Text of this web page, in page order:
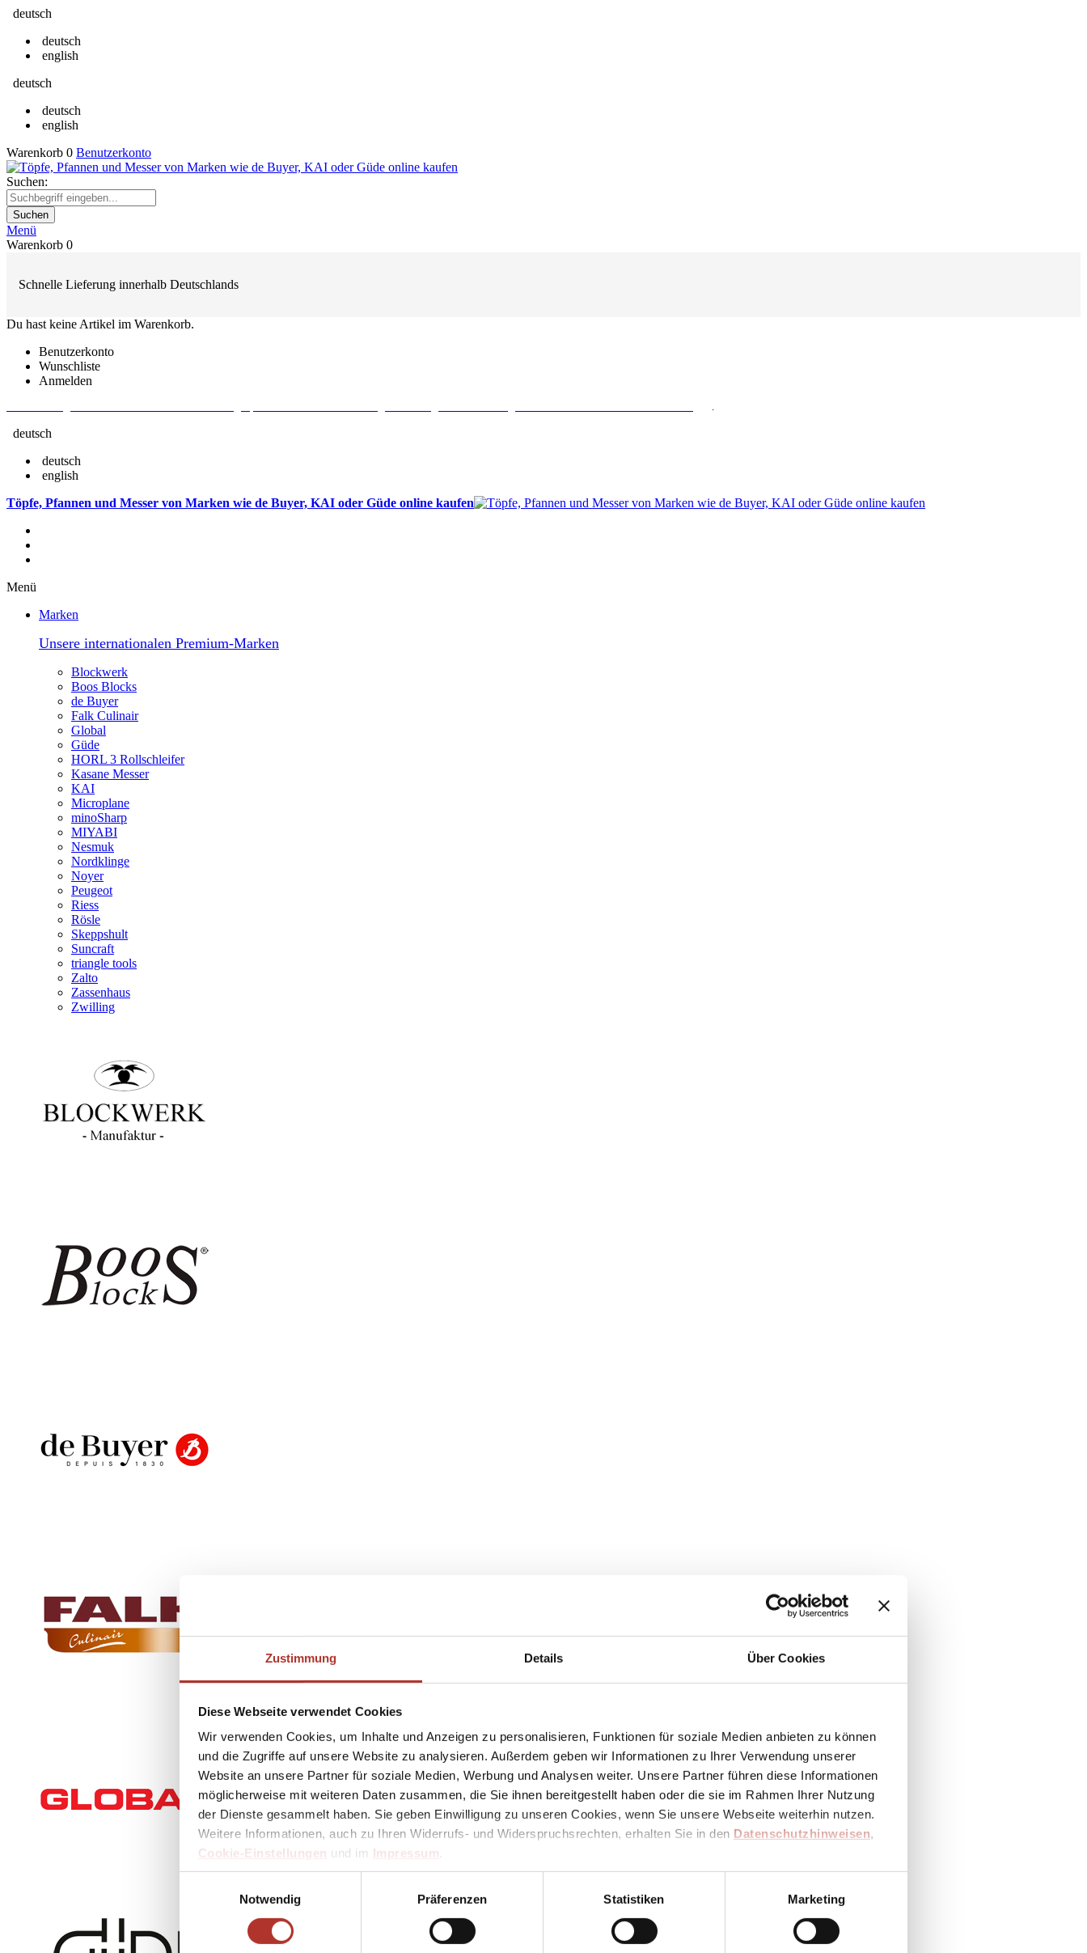
Zustimmung Details Über Cookies
Diese Webseite verwendet Cookies
Wir verwenden Cookies, um Inhalte und Anzeigen zu personalisieren, Funktionen für soziale Medien anbieten zu können
und die Zugriffe auf unsere Website zu analysieren. Außerdem geben wir Informationen zu Ihrer Verwendung unserer
Website an unsere Partner für soziale Medien, Werbung und Analysen weiter. Unsere Partner führen diese Informationen
möglicherweise mit weiteren Daten zusammen, die Sie ihnen bereitgestellt haben oder die sie im Rahmen Ihrer Nutzung
der Dienste gesammelt haben. Sie geben Einwilligung zu unseren Cookies, wenn Sie unsere Webseite weiterhin nutzen.
Weitere Informationen, auch zu Ihren Widerrufs- und Widerspruchsrechten, erhalten Sie in den Datenschutzhinweisen,
Cookie-Einstellungen und im Impressum
Notwendig
Präferenzen Statistiken Marketing
deutsch
deutsch
english
deutsch
deutsch
english
Warenkorb 0 Benutzerkonto
Suchen:
Suchen
Menü
Warenkorb 0
Schnelle Lieferung innerhalb Deutschlands
Du hast keine Artikel im Warenkorb.
Benutzerkonto
Wunschliste
Anmelden
.
deutsch
deutsch
english
Töpfe, Pfannen und Messer von Marken wie de Buyer, KAI oder Güde online kaufen
Menü
Marken
Unsere internationalen Premium-Marken
Blockwerk
Boos Blocks
de Buyer
Falk Culinair
Global
Güde
HORL 3 Rollschleifer
Kasane Messer
KAI
Microplane
minoSharp
MIYABI
Nesmuk
Nordklinge
Noyer
Peugeot
Riess
Rösle
Skeppshult
Suncraft
triangle tools
Zalto
Zassenhaus
Zwilling